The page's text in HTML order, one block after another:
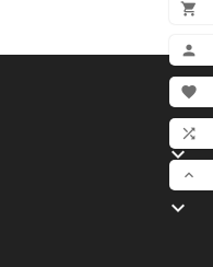







